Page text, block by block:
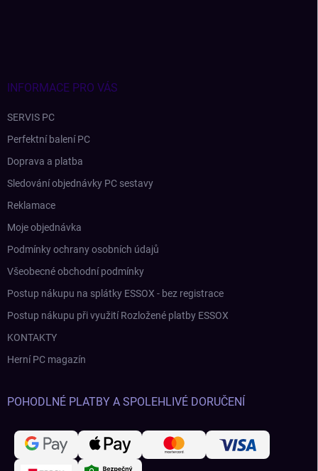
INFORMACE PRO VÁS
SERVIS PC
Perfektní balení PC
Doprava a platba
Sledování objednávky PC sestavy
Reklamace
Moje objednávka
Podmínky ochrany osobních údajů
Všeobecné obchodní podmínky
Postup nákupu na splátky ESSOX - bez registrace
Postup nákupu při využití Rozložené platby ESSOX
KONTAKTY
Herní PC magazín
POHODLNÉ PLATBY A SPOLEHLIVÉ DORUČENÍ